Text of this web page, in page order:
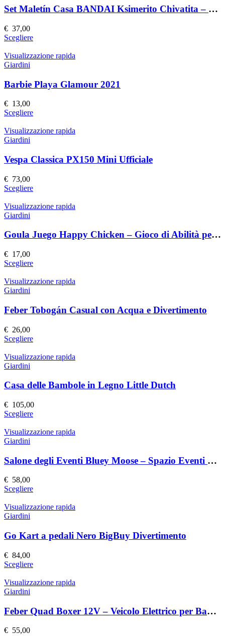
prodotto
Le
opzioni
scelte
nella
pagina
prodotto
Set Maletín Casa BANDAI Ksimerito Chivatita – Giocattolo Interattivo
€ 37,00
ScegliereQuesto
ha
Le
opzioni
scelte
nella
pagina
prodotto
Visualizzazione rapida
Giardini
Barbie Playa Glamour 2021
€ 13,00
ScegliereQuesto
ha
Le
opzioni
scelte
nella
pagina
prodotto
Visualizzazione rapida
Giardini
Vespa Classica PX150 Mini Ufficiale
€ 73,00
ScegliereQuesto
ha
Le
opzioni
scelte
nella
pagina
prodotto
Visualizzazione rapida
Giardini
Goula Juego Happy Chicken – Gioco di Abilità per Bambini
€ 17,00
ScegliereQuesto
ha
Le
opzioni
scelte
nella
pagina
prodotto
Visualizzazione rapida
Giardini
Feber Tobogán Casual con Acqua e Divertimento
€ 26,00
ScegliereQuesto
ha
Le
possono
scelte
nella
pagina
prodotto
Visualizzazione rapida
Giardini
Casa delle Bambole in Legno Little Dutch
€ 105,00
ScegliereQuesto
ha
Le
opzioni
scelte
nella
pagina
Visualizzazione rapida
Giardini
Salone degli Eventi Bluey Moose – Spazio Eventi Elegante e Versatile
€ 58,00
ScegliereQuesto
ha
Le
opzioni
scelte
nella
pagina
prodotto
Visualizzazione rapida
Giardini
Go Kart a pedali Nero BigBuy Divertimento
€ 84,00
ScegliereQuesto
ha
Le
opzioni
Visualizzazione rapida
Giardini
Feber Quad Boxer 12V – Veicolo Elettrico per Bambini
€ 55,00